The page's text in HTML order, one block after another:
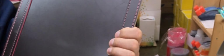
ランドセルの選びかた